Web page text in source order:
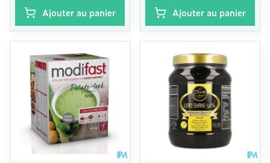
Ajouter au panier Ajouter au panier